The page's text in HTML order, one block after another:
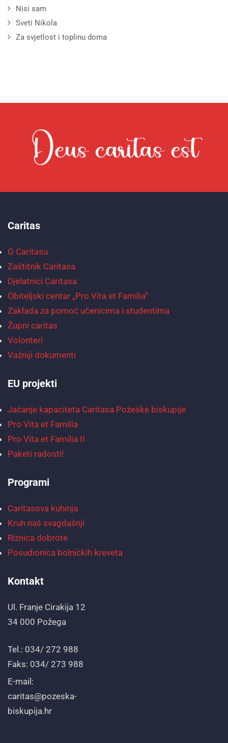
Nisi sam
Sveti Nikola
Za svjetlost i toplinu doma
Caritas
O Caritasu
Zaštitnik Caritasa
Djelatnici Caritasa
Obiteljski centar „Pro Vita et Familia“
Zaklada za pomoć učenicima i studentima
Župni caritas
Volonteri
Važniji dokumenti
EU projekti
Jačanje kapaciteta Caritasa Požeške biskupije
Pro Vita et Familia
Pro Vita et Familia II
Paketi radosti!
Programi
Caritasova kuhinja
Kruh naš svagdašnji
Riznica dobrote
Posudionica bolničkih kreveta
Kontakt
Ul. Franje Cirakija 12
34 000 Požega
Tel.: 034/ 272 988
Faks: 034/ 273 988
E-mail:
caritas@pozeska-
biskupija.hr